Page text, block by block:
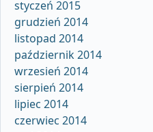
styczeń 2015
grudzień 2014
listopad 2014
październik 2014
wrzesień 2014
sierpień 2014
lipiec 2014
czerwiec 2014